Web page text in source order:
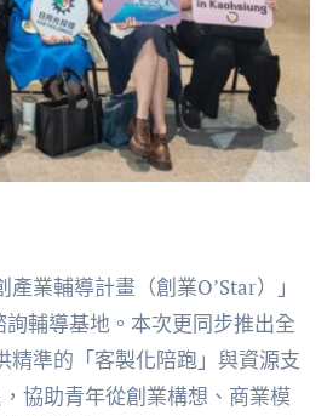
業輔導計畫（創業O’Star）」
輔導基地。本次更同步推出全
精準的「客製化陪跑」與資源支
協助青年從創業構想、商業模